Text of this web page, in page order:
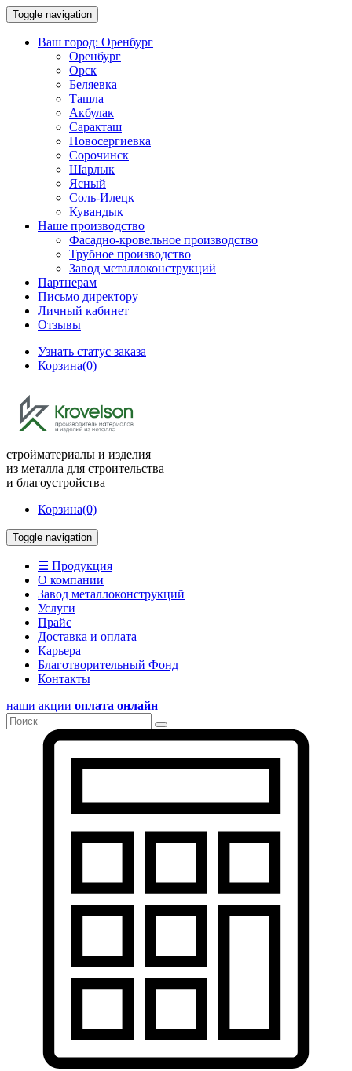
Toggle navigation
Ваш город: Оренбург
Оренбург
Орск
Беляевка
Ташла
Акбулак
Саракташ
Новосергиевка
Сорочинск
Шарлык
Ясный
Соль-Илецк
Кувандык
Наше производство
Фасадно-кровельное производство
Трубное производство
Завод металлоконструкций
Партнерам
Письмо директору
Личный кабинет
Отзывы
Узнать статус заказа
Корзина(0)
стройматериалы и изделия
из металла для строительства
и благоустройства
Корзина(0)
Toggle navigation
☰ Продукция
О компании
Завод металлоконструкций
Услуги
Прайс
Доставка и оплата
Карьера
Благотворительный Фонд
Контакты
наши акции оплата онлайн